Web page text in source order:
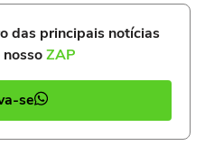
das principais notícias
ZAP
se